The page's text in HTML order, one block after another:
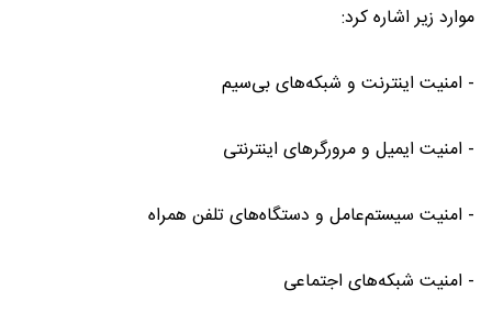
موارد زیر اشاره کرد:
- امنیت اینترنت و شبکه‌های بی‌سیم
- امنیت ایمیل و مرورگرهای اینترنتی
- امنیت سیستم‌عامل و دستگاه‌های تلفن همراه
- امنیت شبکه‌های اجتماعی